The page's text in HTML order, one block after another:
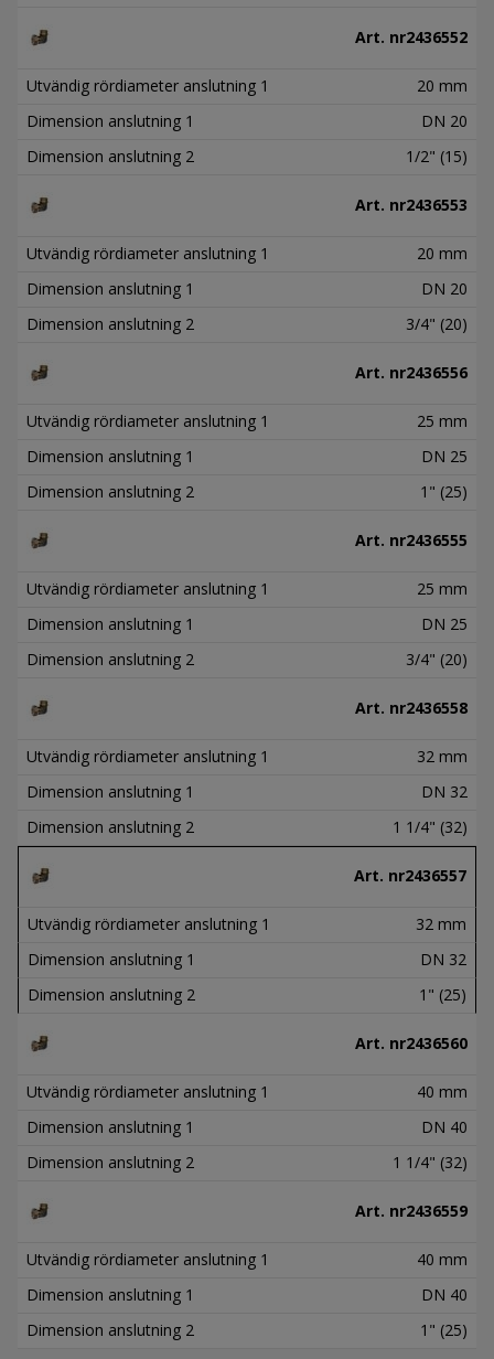
Art. nr2436552
Utvändig rördiameter anslutning 1
20 mm
Dimension anslutning 1
DN 20
Dimension anslutning 2
1/2" (15)
Art. nr2436553
Utvändig rördiameter anslutning 1
20 mm
Dimension anslutning 1
DN 20
Dimension anslutning 2
3/4" (20)
Art. nr2436556
Utvändig rördiameter anslutning 1
25 mm
Dimension anslutning 1
DN 25
Dimension anslutning 2
1" (25)
Art. nr2436555
Utvändig rördiameter anslutning 1
25 mm
Dimension anslutning 1
DN 25
Dimension anslutning 2
3/4" (20)
Art. nr2436558
Utvändig rördiameter anslutning 1
32 mm
Dimension anslutning 1
DN 32
Dimension anslutning 2
1 1/4" (32)
Art. nr2436557
Utvändig rördiameter anslutning 1
32 mm
Dimension anslutning 1
DN 32
Dimension anslutning 2
1" (25)
Art. nr2436560
Utvändig rördiameter anslutning 1
40 mm
Dimension anslutning 1
DN 40
Dimension anslutning 2
1 1/4" (32)
Art. nr2436559
Utvändig rördiameter anslutning 1
40 mm
Dimension anslutning 1
DN 40
Dimension anslutning 2
1" (25)